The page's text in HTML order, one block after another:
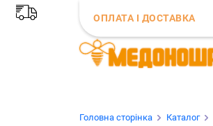
ОПЛАТА І ДОСТАВКА
Головна сторінка Каталог